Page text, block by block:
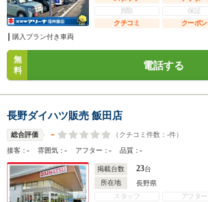
買取
保証
クチコミ
クーポン
購入プラン付き車両
無
料
電話する
長野ダイハツ販売 飯田店
総合評価 - （クチコミ件数： -件）
接客：- 雰囲気：- アフター：- 品質：-
掲載台数 23台
所在地
長野県
スタッフ
アフター